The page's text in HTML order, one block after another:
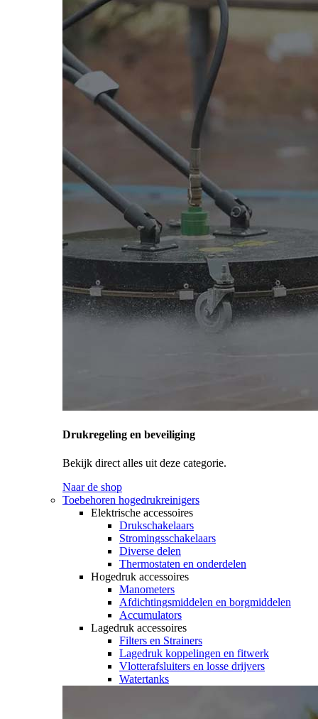
Drukregeling en beveiliging
Bekijk direct alles uit deze categorie.
Naar de shop
Toebehoren hogedrukreinigers
Elektrische accessoires
Drukschakelaars
Stromingsschakelaars
Diverse delen
Thermostaten en onderdelen
Hogedruk accessoires
Manometers
Afdichtingsmiddelen en borgmiddelen
Accumulators
Lagedruk accessoires
Filters en Strainers
Lagedruk koppelingen en fitwerk
Vlotterafsluiters en losse drijvers
Watertanks